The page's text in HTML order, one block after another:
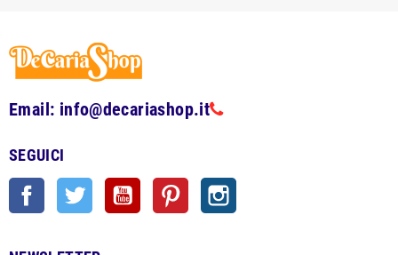
Email: info@decariashop.it
SEGUICI
Facebook Twitter YouTube Pinterest